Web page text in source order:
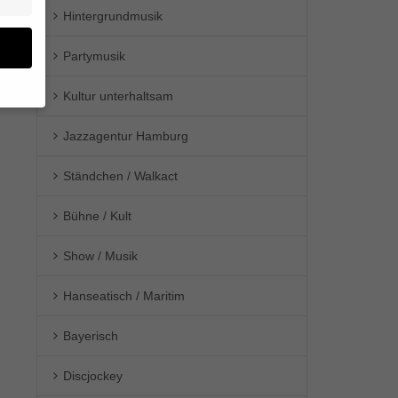
Hintergrundmusik
Partymusik
Kultur unterhaltsam
Jazzagentur Hamburg
Ständchen / Walkact
Bühne / Kult
Show / Musik
Hanseatisch / Maritim
Bayerisch
Discjockey